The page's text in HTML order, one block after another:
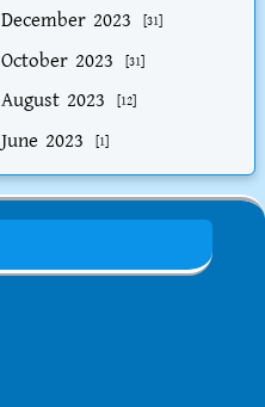
December 2023 [31]
October 2023 [31]
August 2023 [12]
June 2023 [1]